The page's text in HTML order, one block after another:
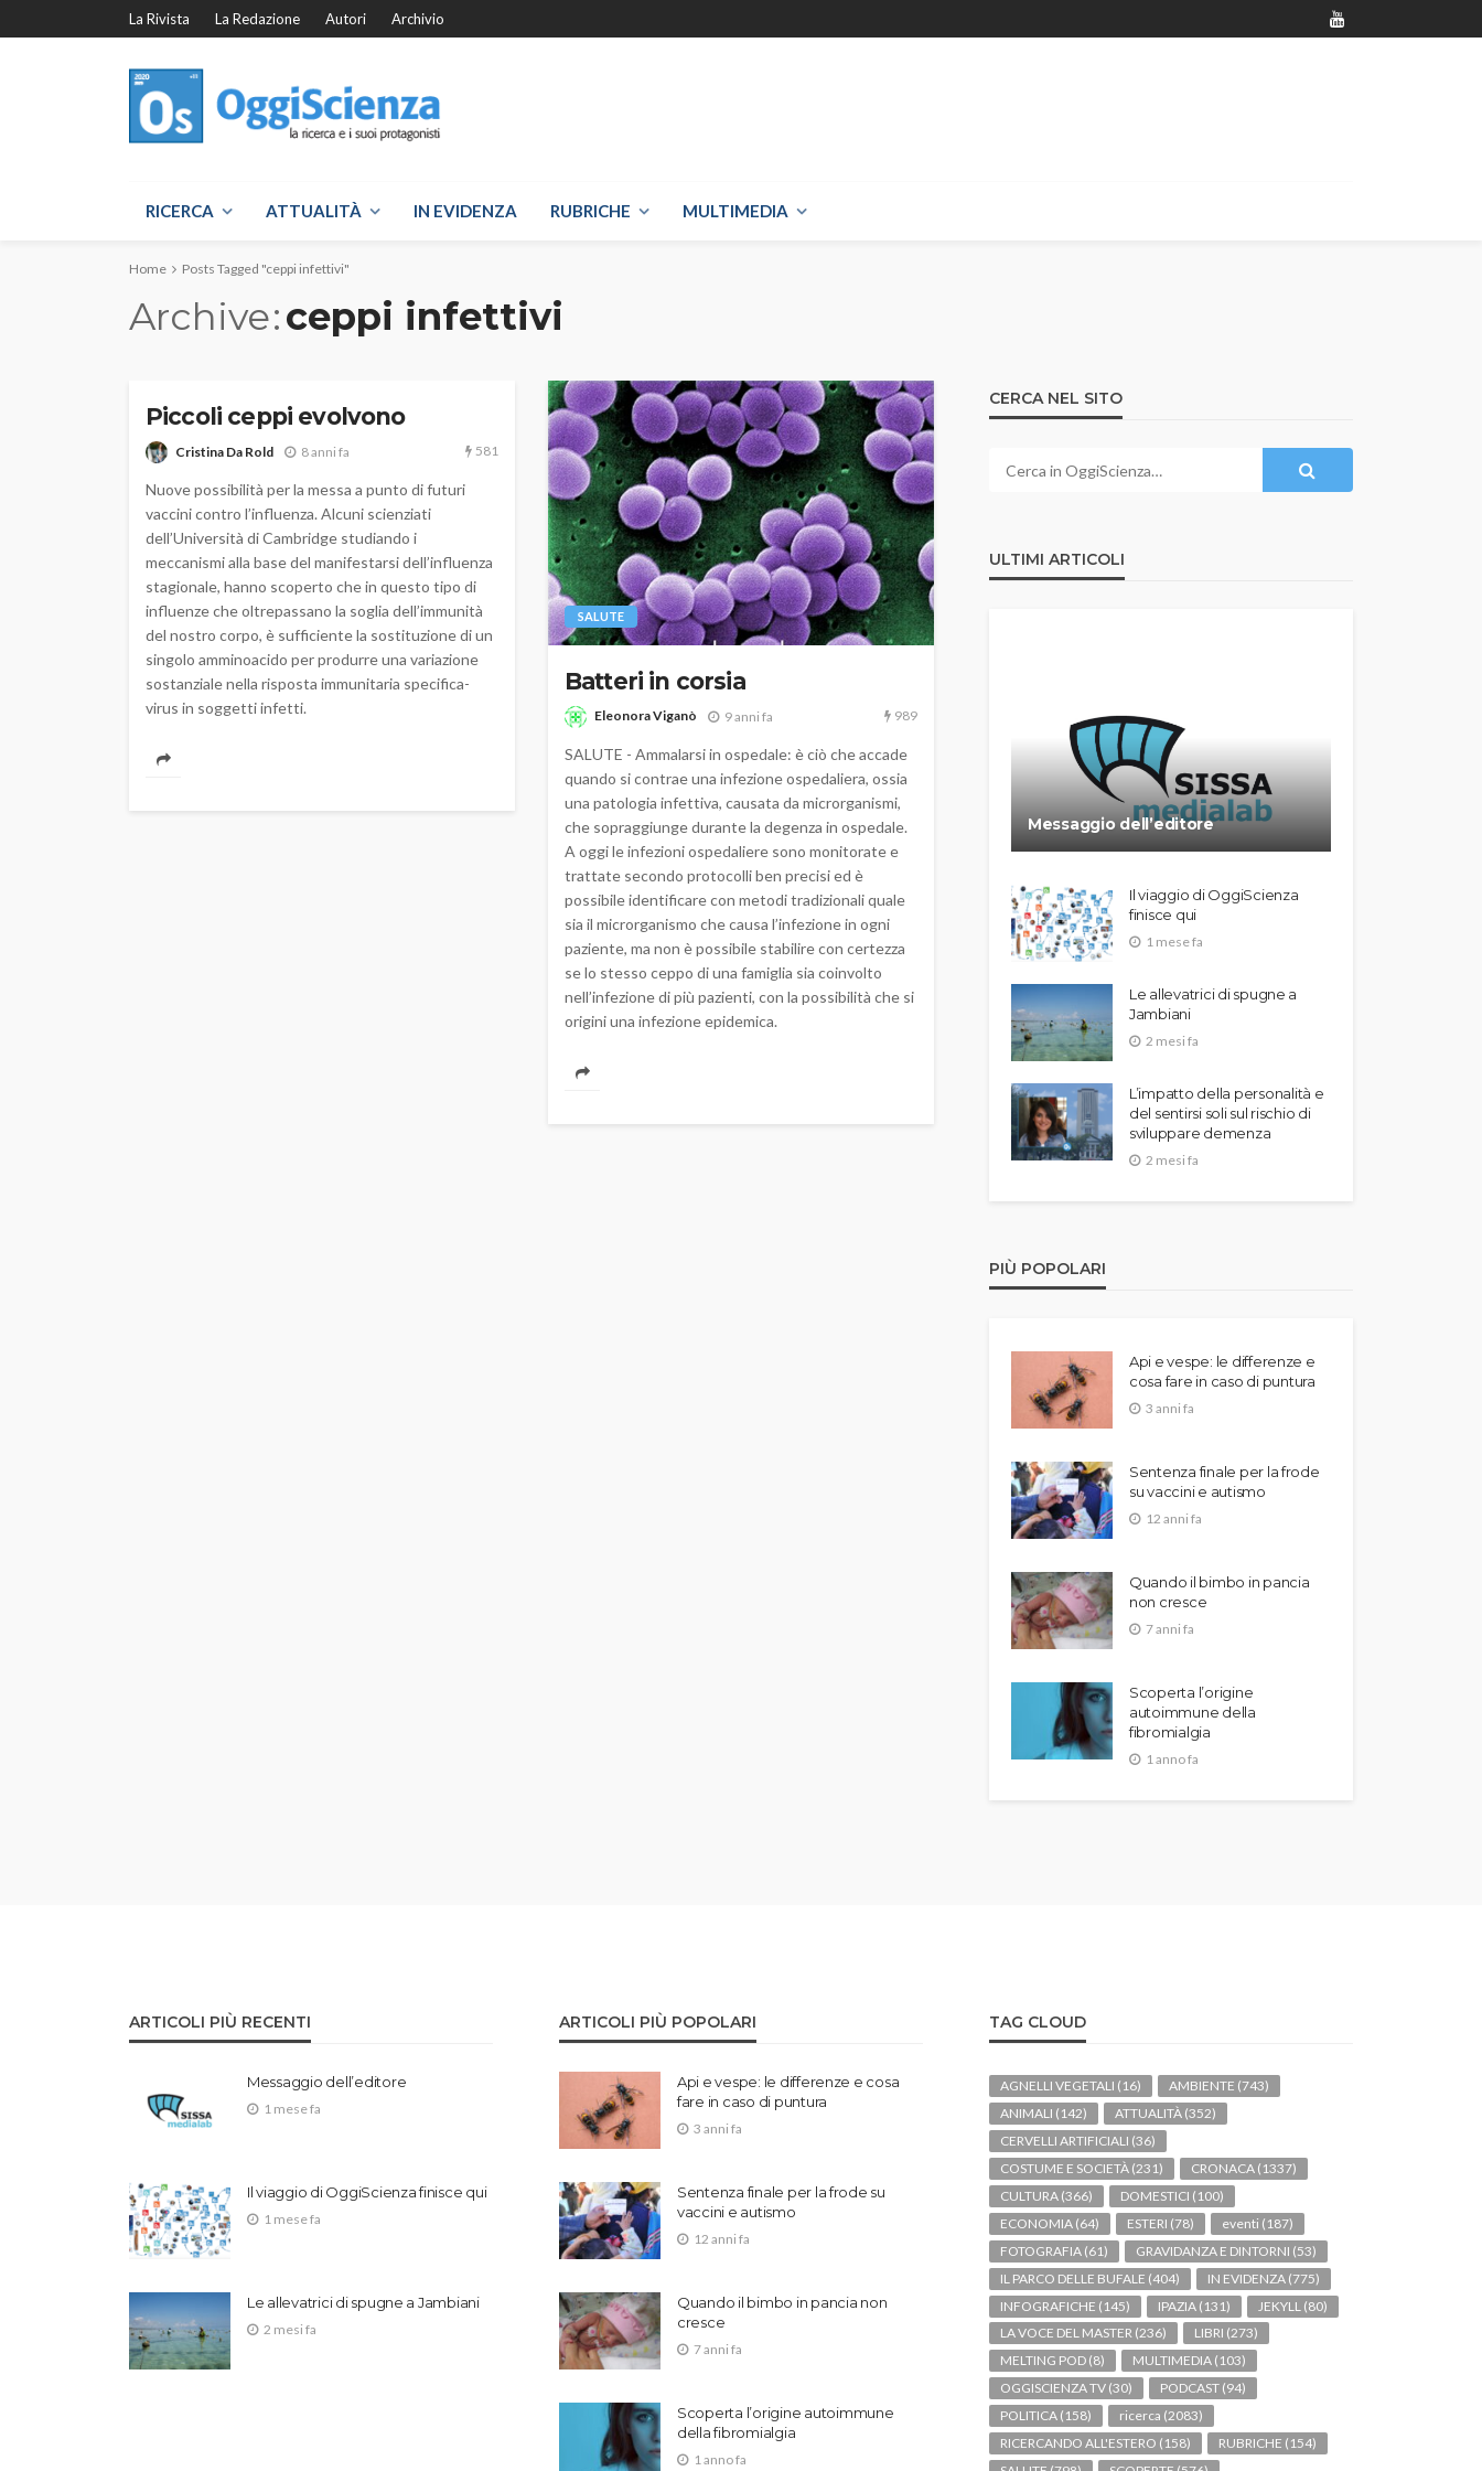
La Rivista La Redazione Autori Archivio
RICERCA ATTUALITÀ IN EVIDENZA RUBRICHE MULTIMEDIA
Home Posts Tagged "ceppi infettivi"
Archive ceppi infettivi
Piccoli ceppi evolvono
Cristina Da Rold 8 anni fa 581
Nuove possibilità per la messa a punto di futuri
vaccini contro l’influenza. Alcuni scienziati
dell’Università di Cambridge studiando i
meccanismi alla base del manifestarsi dell’influenza
stagionale, hanno scoperto che in questo tipo di
influenze che oltrepassano la soglia dell’immunità
del nostro corpo, è sufficiente la sostituzione di un
singolo amminoacido per produrre una variazione
sostanziale nella risposta immunitaria specifica-
virus in soggetti infetti.
SALUTE
Batteri in corsia
Eleonora Viganò 9 anni fa 989
SALUTE - Ammalarsi in ospedale: è ciò che accade
quando si contrae una infezione ospedaliera, ossia
una patologia infettiva, causata da microrganismi,
che sopraggiunge durante la degenza in ospedale.
A oggi le infezioni ospedaliere sono monitorate e
trattate secondo protocolli ben precisi ed è
possibile identificare con metodi tradizionali quale
sia il microrganismo che causa l’infezione in ogni
paziente, ma non è possibile stabilire con certezza
se lo stesso ceppo di una famiglia sia coinvolto
nell’infezione di più pazienti, con la possibilità che si
origini una infezione epidemica.
CERCA NEL SITO
ULTIMI ARTICOLI
Messaggio dell’editore
Il viaggio di OggiScienza
finisce qui
1 mese fa
Le allevatrici di spugne a
Jambiani
2 mesi fa
L’impatto della personalità e
del sentirsi soli sul rischio di
sviluppare demenza
2 mesi fa
PIÙ POPOLARI
Api e vespe: le differenze e
cosa fare in caso di puntura
3 anni fa
Sentenza finale per la frode
su vaccini e autismo
12 anni fa
Quando il bimbo in pancia
non cresce
7 anni fa
Scoperta l’origine
autoimmune della
fibromialgia
1 anno fa
ARTICOLI PIÙ RECENTI
Messaggio dell’editore
1 mese fa
Il viaggio di OggiScienza finisce qui
1 mese fa
Le allevatrici di spugne a Jambiani
2 mesi fa
ARTICOLI PIÙ POPOLARI
Api e vespe: le differenze e cosa
fare in caso di puntura
3 anni fa
Sentenza finale per la frode su
vaccini e autismo
12 anni fa
Quando il bimbo in pancia non
cresce
7 anni fa
Scoperta l’origine autoimmune
della fibromialgia
1 anno fa
TAG CLOUD
AGNELLI VEGETALI (16) AMBIENTE (743)
ANIMALI (142) ATTUALITÀ (352)
CERVELLI ARTIFICIALI (36)
COSTUME E SOCIETÀ (231) CRONACA (1337)
CULTURA (366) DOMESTICI (100)
ECONOMIA (64) ESTERI (78) eventi (187)
FOTOGRAFIA (61) GRAVIDANZA E DINTORNI (53)
IL PARCO DELLE BUFALE (404) IN EVIDENZA (775)
INFOGRAFICHE (145) IPAZIA (131) JEKYLL (80)
LA VOCE DEL MASTER (236) LIBRI (273)
MELTING POD (8) MULTIMEDIA (103)
OGGISCIENZA TV (30) PODCAST (94)
POLITICA (158) ricerca (2083)
RICERCANDO ALL'ESTERO (158) RUBRICHE (154)